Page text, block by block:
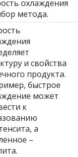
охлаждения
метода.
и свойства
продукта.
быстрое
может
к
а
–